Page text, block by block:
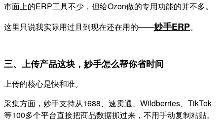
市面上的ERP工具不少，但给Ozon做的专用功能的并不多。
这里只说我实际用过且到现在还在用的——妙手ERP。
三、上传产品这块，妙手怎么帮你省时间
上传的核心是快和准。
采集方面，妙手支持从1688、速卖通、Wildberries、TikTok
等100多个平台直接把商品数据抓过来，不用手动复制粘贴。